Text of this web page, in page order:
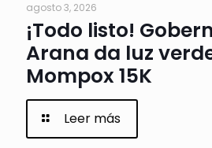
agosto 3, 2026
¡Todo listo!
Arana da luz
Mompox 15K
Leer más